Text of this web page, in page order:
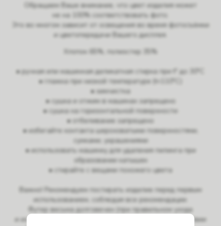
Обращаем Ваше внимание, что цвет изделия может
не на 100% соответствовать фото.
Это во многом зависит от освещения во время фотосъёмки
и цветопередачи Вашего дисплея.
Хлопок 65%, полиэстер 35%
• ручная или машинная деликатная стирка при t° до 30°C
• глажка при низкой температуре (t<110°C)
• химчистка
• сушка и отжим в машинах запрещено
• сушка на горизонтальной поверхности
• отбеливание запрещено
• избегайте контакта шероховатыми поверхностями,
сумками, украшениями
• использовать машинку для удаления пилинга при
образовании катышек
• стирайте с вещами похожего цвета
Важно! Рекомендуем постирать изделие перед первым
использованием, соблюдая все рекомендации.
Футер весьма долговечен (при правильном уходе
и использовании), однако при механическом воздействии